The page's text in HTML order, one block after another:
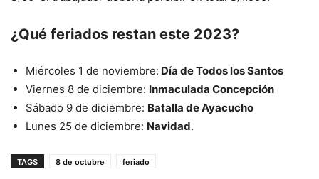
¿Qué feriados restan este 2023?
Miércoles 1 de noviembre: Día de Todos los Santos
Viernes 8 de diciembre: Inmaculada Concepción
Sábado 9 de diciembre: Batalla de Ayacucho
Lunes 25 de diciembre: Navidad.
TAGS 8 de octubre feriado